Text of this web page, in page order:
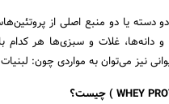
دسته یا دو منبع اصلی از
دانه‌ها، غلات و سبزی‌ها هر کدام
نیز می‌توان به مواردی چون: